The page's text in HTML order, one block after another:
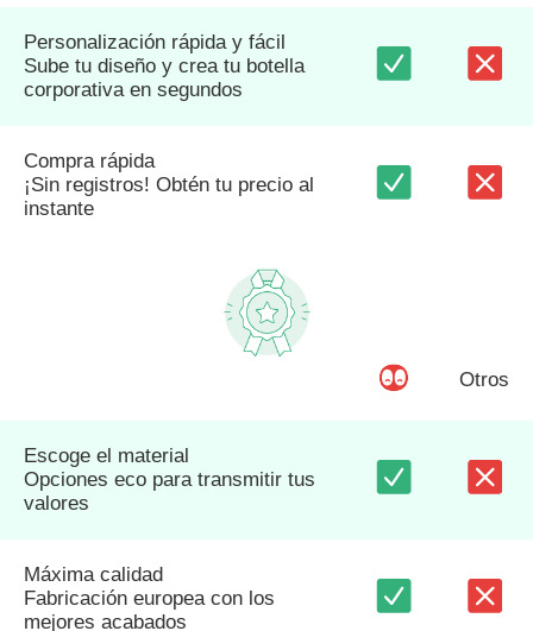
Personalización rápida y fácil
Sube tu diseño y crea tu botella
corporativa en segundos
Compra rápida
¡Sin registros! Obtén tu precio al
instante
Otros
Escoge el material
Opciones eco para transmitir tus
valores
Máxima calidad
Fabricación europea con los
mejores acabados